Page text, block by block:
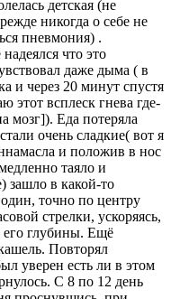
детская (не
никогда о себе не
пневмония) .
что это
даже дыма ( в
и через 20 минут спустя
этот всплеск гнева где-
мозг]). Еда потеряла
очень сладкие( вот я
и положив в нос
таяло и
зашло в какой-то
точно по центру
стрелки, ускоряясь,
его глубины. Ещё
Повторял
уверен есть ли в этом
С 8 по 12 день